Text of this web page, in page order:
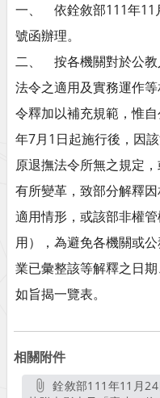
一、 依銓敘部111年11
號函辦理。
二、 按各機關對於公教
法令之適用及實務運作
令釋加以補充規範，惟
年7月1日起施行後，因
原退撫法令所無之規定
有所變革，致部分解釋
適用情形，或該部非權
用），為避免各機關或
業已彙整該等解釋之日
如旨揭一覽表。
相關附件
銓敘部111年11月24日部退一字第11155118891號令暨